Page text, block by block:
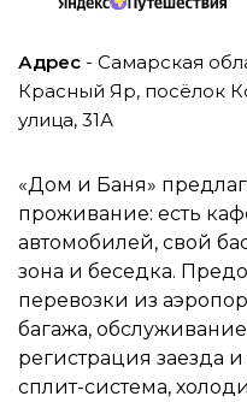
Адрес - Самарская
Красный Яр, посёлок
улица, 31А
«Дом и Баня»
проживание: есть
автомобилей, свой
зона и беседка.
перевозки из
багажа,
регистрация заезда
сплит-система,